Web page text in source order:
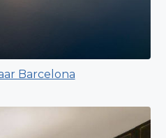
Barcelona